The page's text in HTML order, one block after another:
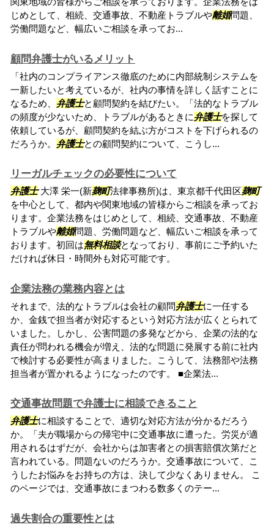
じめとして、相続、交通事故、不動産トラブルや離婚問題、
労働問題など、幅広いご相談を承ってお...
顧問弁護士がいるメリット
「社内のコンプライアンス徹底のために内部統制システムを
一新したいと考えているが、社内の事情を詳しく話すことに
なるため、 弁護士と顧問契約を結びたい。「法的なトラブル
の頻度が少ないため、トラブルがあるときに弁護士を探して
依頼しているが、顧問契約を結ぶ方がコストを下げられるの
だろうか。 弁護士との顧問契約について、こうし...
リーガルチェックの必要性について
弁護士大澤 栄一(新麹町法律事務所)は、東京都千代田区麹町
を中心として、都内や関東地域の皆様からご相談を承ってお
ります。企業法務をはじめとして、相続、交通事故、不動産
トラブルや離婚問題、労働問題など、幅広いご相談を承って
おります。初回は無料相談となっており、事前にご予約いた
だければ休日・時間外も対応可能です。
企業法務の業務内容とは
それまで、法的なトラブルは会社の顧問弁護士に一任する
か、金銭で担当者が対応するという対応方法が広くとられて
いました。しかし、公害問題の多発などから、企業の法的な
責任が問われる機会が増え、法的な問題に発展する前に社内
で検討する必要性が高まりました。こうして、法務部や法務
担当者が置かれるようになったのです。 ■企業法...
交通事故問題で弁護士に相談できること
弁護士に相談することで、適切な対応方法が分かるだろう
か。「夫が職場からの帰宅中に交通事故に遭った。労災が適
用されるはずだが、会社からは加害者との損害賠償次第だと
言われている。問題ないのだろうか。交通事故について、こ
うしたお悩みをお持ちの方は、決して少なくありません。 こ
のページでは、交通事故にまつわる数多くのテー...
過失割合の重要性とは